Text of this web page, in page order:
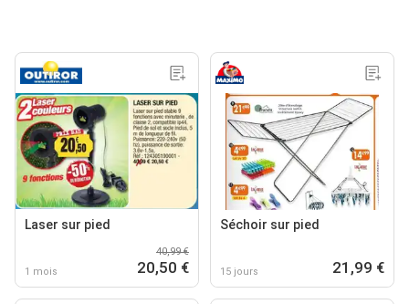
Laser sur pied
1 mois
40,99 €
20,50 €
Séchoir sur pied
15 jours 21,99 €